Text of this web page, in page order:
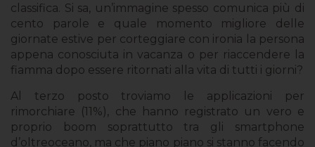
classifica. Si sa, un’immagine spesso comunica più di
cento parole e quale momento migliore delle
giornate estive per corteggiare con ironia la persona
appena conosciuta in vacanza o per riaccendere la
fiamma dopo essere ritornati alla vita di tutti i giorni?
Al terzo posto troviamo le applicazioni per
rimorchiare (11%), che hanno registrato un vero e
proprio boom soprattutto tra gli smartphone
d’oltreoceano, ma che piano piano si stanno facendo